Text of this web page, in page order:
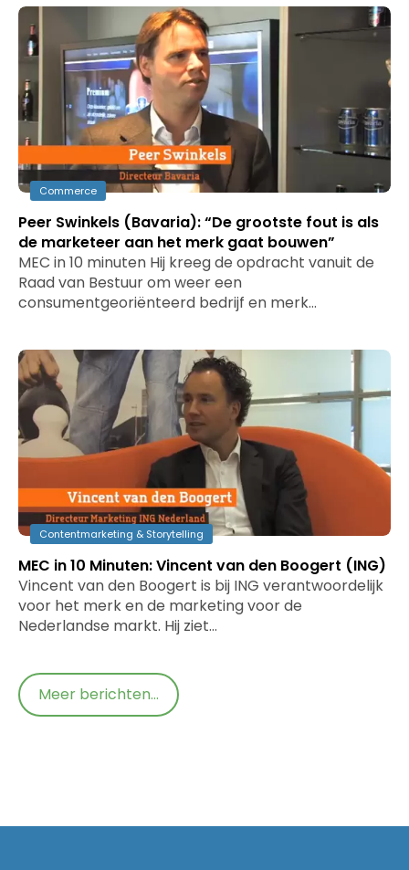
Commerce
Peer Swinkels (Bavaria): “De grootste fout is als
de marketeer aan het merk gaat bouwen”
MEC in 10 minuten Hij kreeg de opdracht vanuit de
Raad van Bestuur om weer een
consumentgeoriënteerd bedrijf en merk…
Contentmarketing & Storytelling
MEC in 10 Minuten: Vincent van den Boogert (ING)
Vincent van den Boogert is bij ING verantwoordelijk
voor het merk en de marketing voor de
Nederlandse markt. Hij ziet…
Meer berichten...